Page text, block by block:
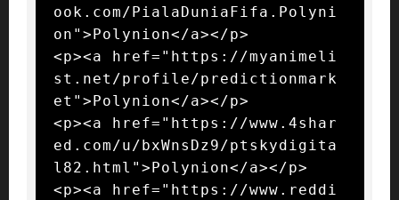
ook.com/PialaDuniaFifa.Polyni
on">Polynion</a></p>
<p><a href="https://myanimeli
st.net/profile/predictionmark
et">Polynion</a></p>
<p><a href="https://www.4shar
ed.com/u/bxWnsDz9/ptskydigita
l82.html">Polynion</a></p>
<p><a href="https://www.reddi